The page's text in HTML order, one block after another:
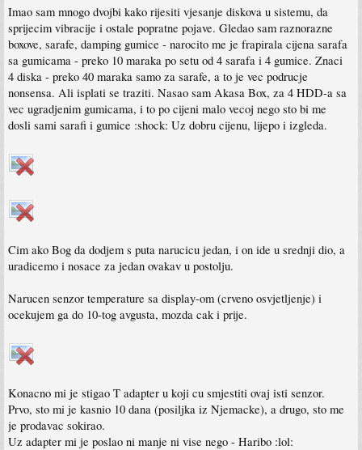
Imao sam mnogo dvojbi kako rijesiti vjesanje diskova u sistemu, da
sprijecim vibracije i ostale popratne pojave. Gledao sam raznorazne
boxove, sarafe, damping gumice - narocito me je frapirala cijena sarafa
sa gumicama - preko 10 maraka po setu od 4 sarafa i 4 gumice. Znaci
4 diska - preko 40 maraka samo za sarafe, a to je vec podrucje
nonsensa. Ali isplati se traziti. Nasao sam Akasa Box, za 4 HDD-a sa
vec ugradjenim gumicama, i to po cijeni malo vecoj nego sto bi me
dosli sami sarafi i gumice :shock: Uz dobru cijenu, lijepo i izgleda.
Cim ako Bog da dodjem s puta narucicu jedan, i on ide u srednji dio, a
uradicemo i nosace za jedan ovakav u postolju.
Narucen senzor temperature sa display-om (crveno osvjetljenje) i
ocekujem ga do 10-tog avgusta, mozda cak i prije.
Konacno mi je stigao T adapter u koji cu smjestiti ovaj isti senzor.
Prvo, sto mi je kasnio 10 dana (posiljka iz Njemacke), a drugo, sto me
je prodavac sokirao.
Uz adapter mi je poslao ni manje ni vise nego - Haribo :lol: